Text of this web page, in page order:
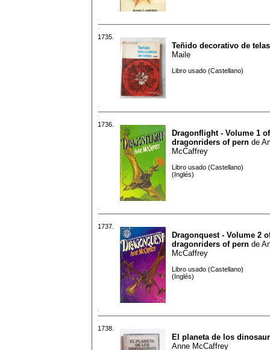
1735.
Teñido decorativo de telas
Maile
Libro usado (Castellano)
1736.
Dragonflight - Volume 1
dragonriders of pern de
McCaffrey
Libro usado (Castellano)
(Inglés)
1737.
Dragonquest - Volume 2
dragonriders of pern de
McCaffrey
Libro usado (Castellano)
(Inglés)
1738.
El planeta de los
Anne McCaffrey